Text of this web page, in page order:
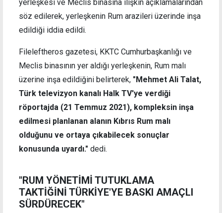
yerleşkesi ve Meclis binasına ilişkin açıklamalarından
söz edilerek, yerleşkenin Rum arazileri üzerinde inşa
edildiği iddia edildi.
Fileleftheros gazetesi, KKTC Cumhurbaşkanlığı ve
Meclis binasının yer aldığı yerleşkenin, Rum malı
üzerine inşa edildiğini belirterek, "Mehmet Ali Talat,
Türk televizyon kanalı Halk TV'ye verdiği
röportajda (21 Temmuz 2021), kompleksin inşa
edilmesi planlanan alanın Kıbrıs Rum malı
olduğunu ve ortaya çıkabilecek sonuçlar
konusunda uyardı." dedi.
"RUM YÖNETİMİ TUTUKLAMA
TAKTİĞİNİ TÜRKİYE'YE BASKI AMAÇLI
SÜRDÜRECEK"